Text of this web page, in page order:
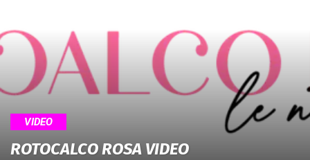
VIDEO
ROTOCALCO ROSA VIDEO